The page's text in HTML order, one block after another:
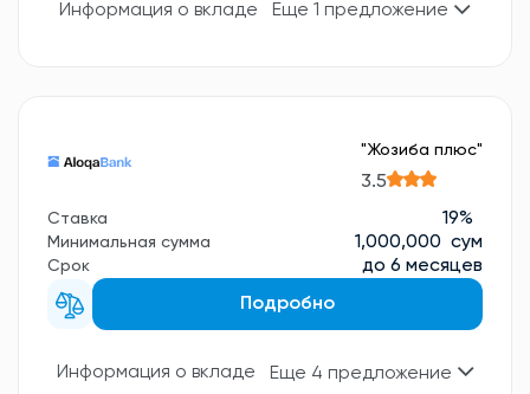
Информация о вкладе Еще 1 предложение
"Жозиба плюс"
3.5
Ставка 19%
Минимальная сумма 1,000,000 сум
Срок
до 6 месяцев
Подробно
Информация о вкладе Еще 4 предложение